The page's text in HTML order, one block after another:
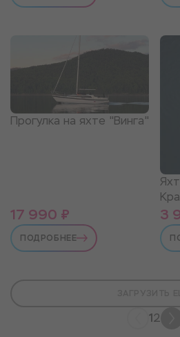
Прогулка на яхте "Винга"
17 990 ₽
ПОДРОБНЕЕ
3
12